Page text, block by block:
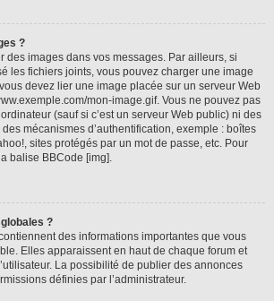
?
des images dans vos messages. Par ailleurs, si
les fichiers joints, vous pouvez charger une image
devez lier une image placée sur un serveur Web
mon-image.gif. Vous ne pouvez pas
(sauf si c’est un serveur Web public) ni des
mécanismes d’authentification, exemple : boîtes
sites protégés par un mot de passe, etc. Pour
balise BBCode [img].
?
des informations importantes que vous
Elles apparaissent en haut de chaque forum et
La possibilité de publier des annonces
définies par l’administrateur.